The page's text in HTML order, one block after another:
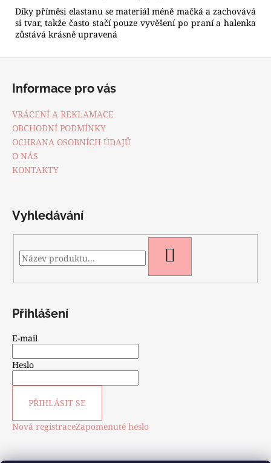
Díky příměsi elastanu se materiál méně mačká a zachovává
si tvar, takže často stačí pouze vyvěšení po praní a halenka
zůstává krásně upravená
Informace pro vás
VRÁCENÍ A REKLAMACE
OBCHODNÍ PODMÍNKY
OCHRANA OSOBNÍCH ÚDAJŮ
O NÁS
KONTAKTY
Vyhledávání
Přihlášení
E-mail
Heslo
PŘIHLÁSIT SE
Nová registraceZapomenuté heslo